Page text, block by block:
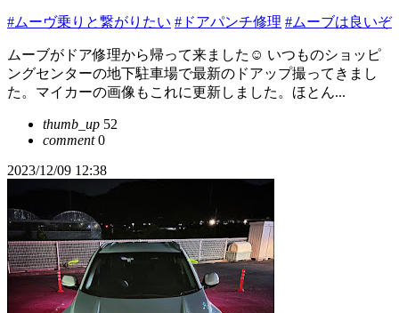
#ムーヴ乗りと繋がりたい #ドアパンチ修理 #ムーブは良いぞ
ムーブがドア修理から帰って来ました☺️ いつものショッピ
ングセンターの地下駐車場で最新のドアップ撮ってきまし
た。マイカーの画像もこれに更新しました。ほとん...
thumb_up 52
comment0
2023/12/09 12:38